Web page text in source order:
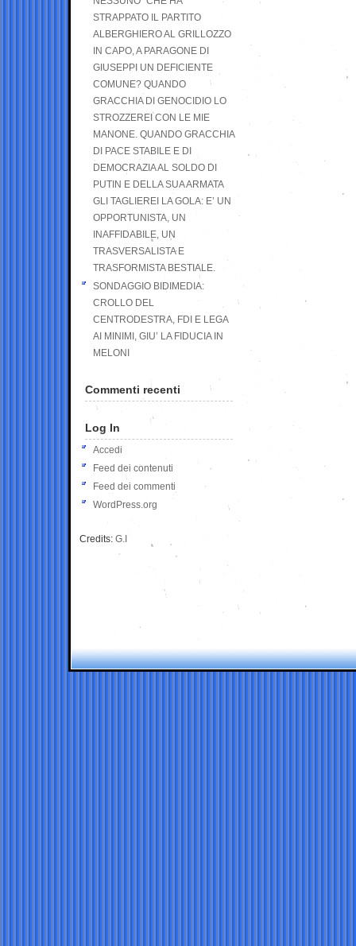
STRAPPATO IL PARTITO
ALBERGHIERO AL GRILLOZZO
IN CAPO, A PARAGONE DI
GIUSEPPI UN DEFICIENTE
COMUNE? QUANDO
GRACCHIA DI GENOCIDIO LO
STROZZEREI CON LE MIE
MANONE. QUANDO GRACCHIA
DI PACE STABILE E DI
DEMOCRAZIA AL SOLDO DI
PUTIN E DELLA SUA ARMATA
GLI TAGLIEREI LA GOLA: E’ UN
OPPORTUNISTA, UN
INAFFIDABILE, UN
TRASVERSALISTA E
TRASFORMISTA BESTIALE.
SONDAGGIO BIDIMEDIA:
CROLLO DEL
CENTRODESTRA, FDI E LEGA
AI MINIMI, GIU’ LA FIDUCIA IN
MELONI
Commenti recenti
Log In
Accedi
Feed dei contenuti
Feed dei commenti
WordPress.org
Credits: G.I